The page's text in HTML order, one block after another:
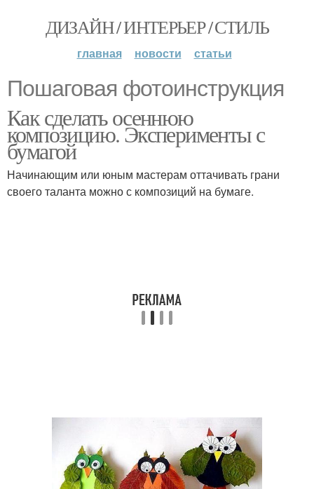
ДИЗАЙН / ИНТЕРЬЕР / СТИЛЬ
главная новости статьи
Пошаговая фотоинструкция
Как сделать осеннюю
композицию. Эксперименты с
бумагой
Начинающим или юным мастерам оттачивать грани
своего таланта можно с композиций на бумаге.